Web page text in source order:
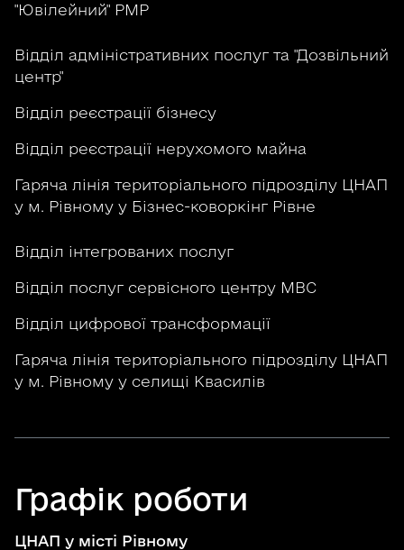
"Ювілейний" РМР
Відділ адміністративних послуг та "Дозвільний
центр"
Відділ реєстрації бізнесу
Відділ реєстрації нерухомого майна
Гаряча лінія територіального підрозділу ЦНАП
у м. Рівному у Бізнес-коворкінг Рівне
Відділ інтегрованих послуг
Відділ послуг сервісного центру МВС
Відділ цифрової трансформації
Гаряча лінія територіального підрозділу ЦНАП
у м. Рівному у селищі Квасилів
Графік роботи
ЦНАП у місті Рівному